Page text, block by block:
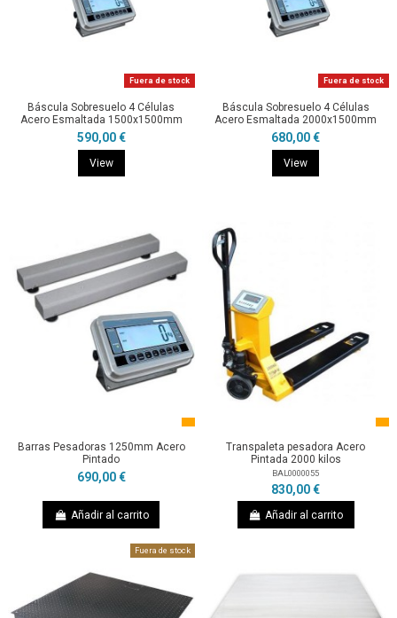
Fuera de stock
Báscula Sobresuelo 4 Células
Acero Esmaltada 1500x1500mm
590,00 €
View
Fuera de stock
Báscula Sobresuelo 4 Células
Acero Esmaltada 2000x1500mm
680,00 €
View
Barras Pesadoras 1250mm Acero
Pintado
690,00 €
Añadir al carrito
Transpaleta pesadora Acero
Pintada 2000 kilos
BAL0000055
830,00 €
Añadir al carrito
Fuera de stock